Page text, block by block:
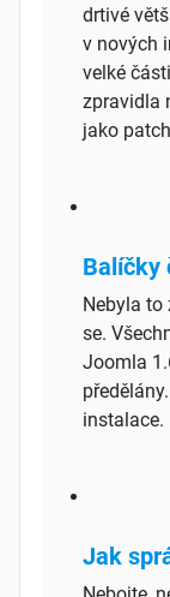
drtivé
v nových
velké
zpravidla
jako
Balíčky
Nebyla to
se.
Joomla
instalace.
Jak